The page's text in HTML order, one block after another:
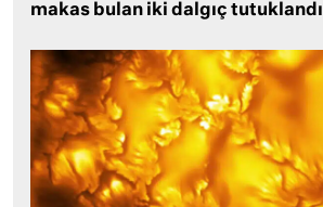
makas bulan iki dalgıç tutuklandı